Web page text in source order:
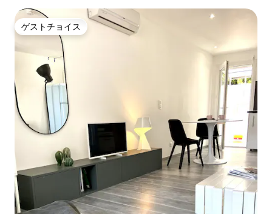
ゲストチョイス
ゲストチョイス